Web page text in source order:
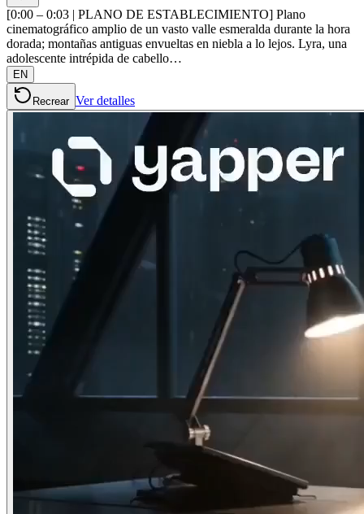
[0:00 – 0:03 | PLANO DE ESTABLECIMIENTO] Plano
cinematográfico amplio de un vasto valle esmeralda durante la hora
dorada; montañas antiguas envueltas en niebla a lo lejos. Lyra, una
adolescente intrépida de cabello…
EN
Recrear Ver detalles